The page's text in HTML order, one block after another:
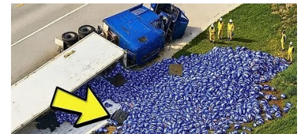
Image Credit : Instagram
ಚಿತ್ರವೊಂದರಲ್ಲಿ ರಾಧಿಕಾ ಪಂಡಿತ್ ಅವರು ತಮ್ಮ ತಾಯಿಯ
ಮಡಿಲಲ್ಲಿ ಮಗು ನಕ್ಕಂತೆ ಮಲಗಿದ್ದಾರೆ. ಅದೇ ಸಮಯದಲ್ಲಿ
ರಾಧಿಕಾ ಅವರ ಮಡಿಲಲ್ಲಿ ಅವರ ಇಬ್ಬರು ಮಕ್ಕಳು
ಮಲಗಿದ್ದಾರೆ. ಈ ದೃಶ್ಯ ನೋಡುಗರಿಗೆ "ಮಗು ಎಂಬುದು
ಎಂದಿಗೂ ಮಗುವೇ, ತಾಯಿಗೆ ಮಗಳಾಗಿ ಮತ್ತು ಮಕ್ಕಳಿಗೆ